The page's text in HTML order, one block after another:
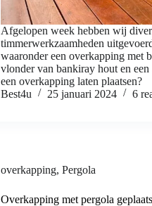
Afgelopen week hebben wij
timmerwerkzaamheden
waaronder een overkapping met
vlonder van bankiray hout en
een overkapping laten plaatsen?
Best4u
25 januari 2024 6
overkapping,Pergola
Overkapping met pergola